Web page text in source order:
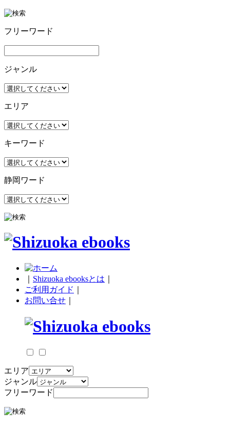
フリーワード
ジャンル
エリア
キーワード
静岡ワード
Shizuoka ebooksとは
ご利用ガイド
お問い合せ
エリア
ジャンル
フリーワード